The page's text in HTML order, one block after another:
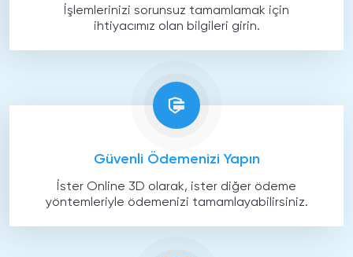
İşlemlerinizi sorunsuz tamamlamak için
ihtiyacımız olan bilgileri girin.
Güvenli Ödemenizi Yapın
İster Online 3D olarak, ister diğer ödeme
yöntemleriyle ödemenizi tamamlayabilirsiniz.